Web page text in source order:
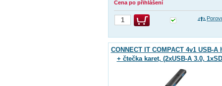
Cena po přihlášení
CONNECT IT COMPACT 4v1 USB-A
+ čtečka karet, (2xUSB-A 3.0,
1xMicroSD), externí,